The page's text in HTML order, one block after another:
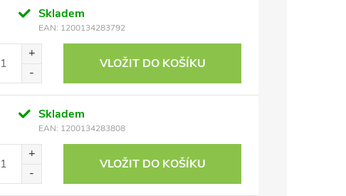
Skladem
EAN: 1200134283792
VLOŽIT DO KOŠÍKU
Skladem
EAN: 1200134283808
VLOŽIT DO KOŠÍKU